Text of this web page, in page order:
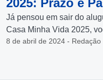
Já pensou em sair do
Casa Minha Vida 2025,
8 de abril de 2024 - Redação